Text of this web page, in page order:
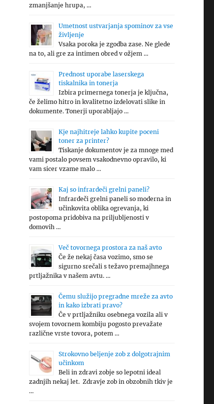
zmanjšanje hrupa, …
Umetnost ustvarjanja spominov za vse
življenje
Vsaka poroka je zgodba zase. Ne glede
na to, ali gre za intimen obred v ožjem …
Prednost uporabe laserskega
tiskalnika in tonerja
Izbira primernega tonerja je ključna,
če želimo hitro in kvalitetno izdelovati slike in
dokumente. Tonerji uporabljajo …
Kje najhitreje lahko kupite poceni
toner za printer?
Tiskanje dokumentov je za mnoge med
vami postalo povsem vsakodnevno opravilo, ki
vam sicer vzame malo …
Kaj so infrardeči grelni paneli?
Infrardeči grelni paneli so moderna in
učinkovita oblika ogrevanja, ki
postopoma pridobiva na priljubljenosti v
domovih …
Več tovornega prostora za naš avto
Če že nekaj časa vozimo, smo se
sigurno srečali s težavo premajhnega
prtljažnika v našem avtu. …
Čemu služijo pregradne mreže za avto
in kako izbrati pravo?
Če v prtljažniku osebnega vozila ali v
svojem tovornem kombiju pogosto prevažate
različne vrste tovora, potem …
Strokovno beljenje zob z dolgotrajnim
učinkom
Beli in zdravi zobje so lepotni ideal
zadnjih nekaj let. Zdravje zob in obzobnih tkiv je
…